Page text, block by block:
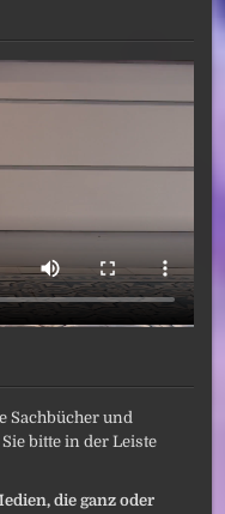
Sachbücher und
bitte in der Leiste
die ganz oder